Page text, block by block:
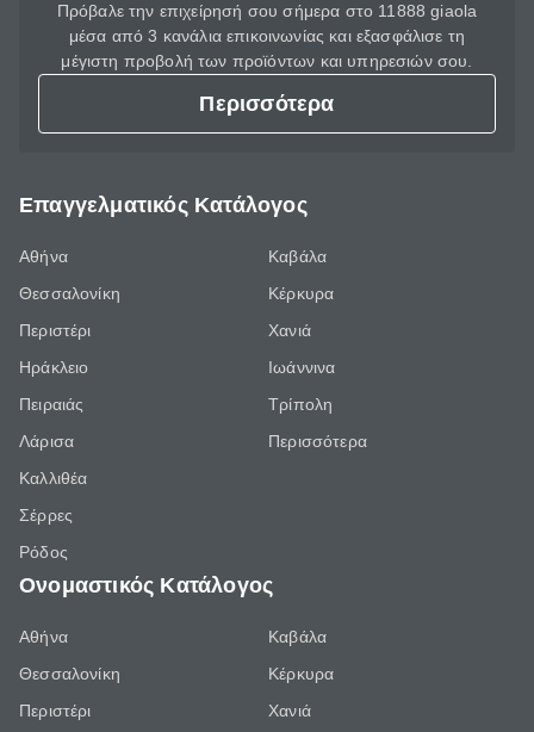
Πρόβαλε την επιχείρησή σου σήμερα στο 11888 giaola
μέσα από 3 κανάλια επικοινωνίας και εξασφάλισε τη
μέγιστη προβολή των προϊόντων και υπηρεσιών σου.
Περισσότερα
Επαγγελματικός Κατάλογος
Αθήνα
Θεσσαλονίκη
Περιστέρι
Ηράκλειο
Πειραιάς
Λάρισα
Καλλιθέα
Σέρρες
Ρόδος
Καβάλα
Κέρκυρα
Χανιά
Ιωάννινα
Τρίπολη
Περισσότερα
Ονομαστικός Κατάλογος
Αθήνα
Θεσσαλονίκη
Περιστέρι
Καβάλα
Κέρκυρα
Χανιά